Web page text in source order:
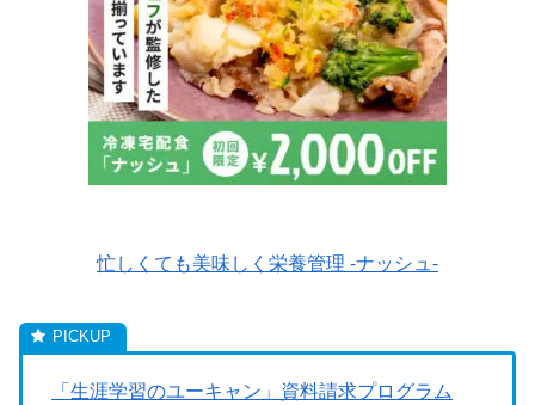
忙しくても美味しく栄養管理 -ナッシュ-
「生涯学習のユーキャン」資料請求プログラム